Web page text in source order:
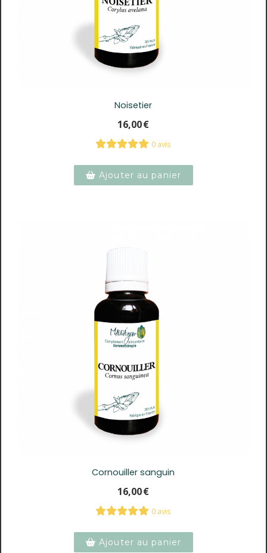
Noisetier
16,00€
0 avis
Ajouter au panier
Cornouiller sanguin
16,00€
0 avis
Ajouter au panier